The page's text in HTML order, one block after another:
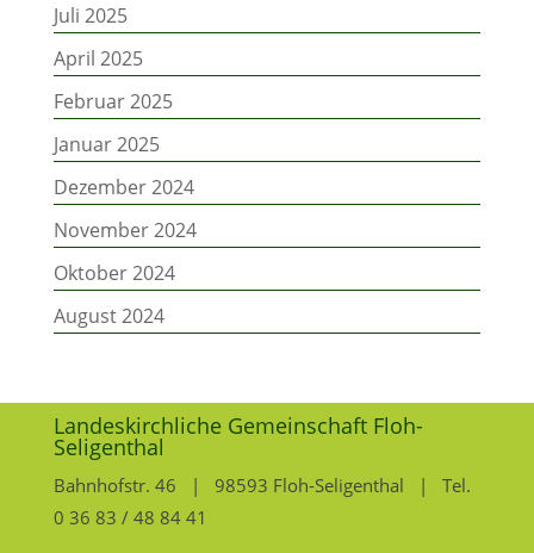
Juli 2025
April 2025
Februar 2025
Januar 2025
Dezember 2024
November 2024
Oktober 2024
August 2024
Landeskirchliche Gemeinschaft Floh-
Seligenthal
Bahnhofstr. 46 | 98593 Floh-Seligenthal | Tel.
0 36 83 / 48 84 41